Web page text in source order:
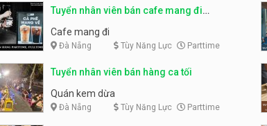
Tuyển nhân viên bán cafe mang đi
parttime, fulltime
Cafe mang đi
Đà Nẵng Tùy Năng Lực Parttime
Tuyển nhân viên bán hàng ca tối
Quán kem dừa
Đà Nẵng Tùy Năng Lực Parttime